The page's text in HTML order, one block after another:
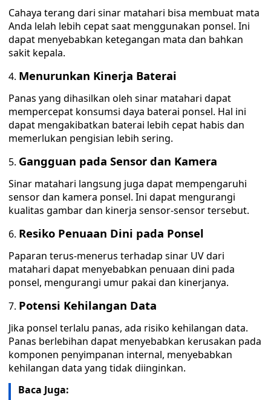
Cahaya terang dari sinar matahari bisa membuat mata
Anda lelah lebih cepat saat menggunakan ponsel. Ini
dapat menyebabkan ketegangan mata dan bahkan
sakit kepala.
Menurunkan Kinerja Baterai
Panas yang dihasilkan oleh sinar matahari dapat
mempercepat konsumsi daya baterai ponsel. Hal ini
dapat mengakibatkan baterai lebih cepat habis dan
memerlukan pengisian lebih sering.
Gangguan pada Sensor dan Kamera
Sinar matahari langsung juga dapat mempengaruhi
sensor dan kamera ponsel. Ini dapat mengurangi
kualitas gambar dan kinerja sensor-sensor tersebut.
Resiko Penuaan Dini pada Ponsel
Paparan terus-menerus terhadap sinar UV dari
matahari dapat menyebabkan penuaan dini pada
ponsel, mengurangi umur pakai dan kinerjanya.
Potensi Kehilangan Data
Jika ponsel terlalu panas, ada risiko kehilangan data.
Panas berlebihan dapat menyebabkan kerusakan pada
komponen penyimpanan internal, menyebabkan
kehilangan data yang tidak diinginkan.
Baca Juga: